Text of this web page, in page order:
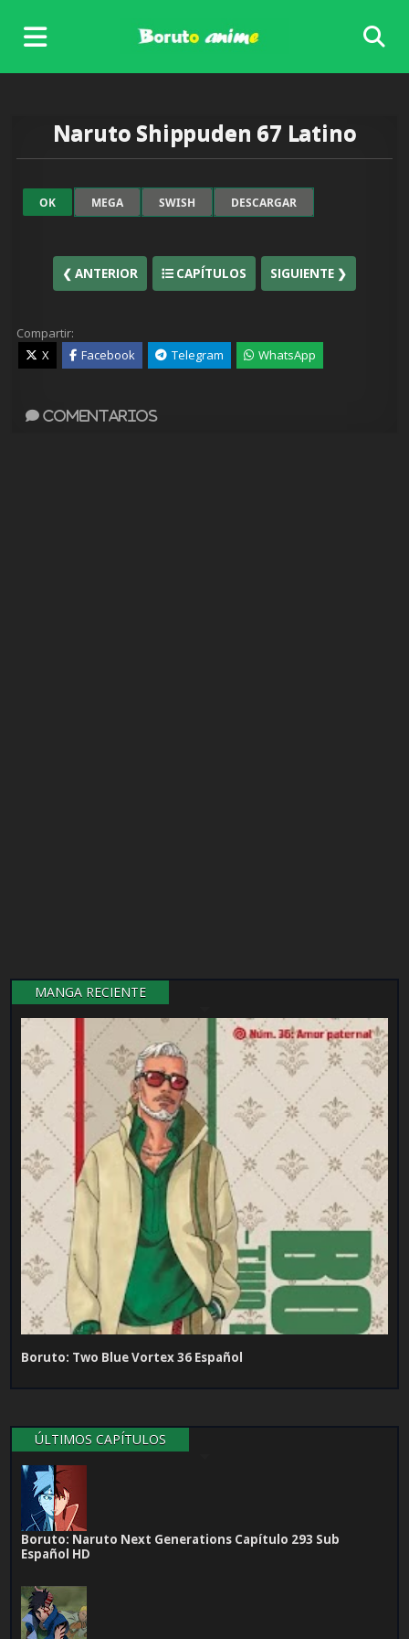
content
Naruto Shippuden 67 Latino
OK MEGA SWISH DESCARGAR
❮ ANTERIOR CAPÍTULOS SIGUIENTE ❯
Compartir:
X
Facebook Telegram WhatsApp
Comentarios
MANGA RECIENTE
Boruto: Two Blue Vortex 36 Español
ÚLTIMOS CAPÍTULOS
Boruto: Naruto Next Generations Capítulo 293 Sub
Español HD